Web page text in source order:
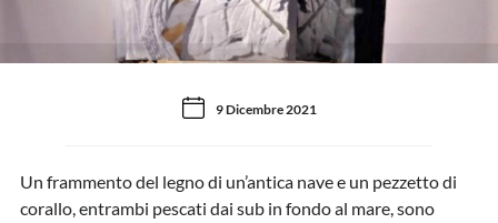
9 Dicembre 2021
Un frammento del legno di un’antica nave e un pezzetto di
corallo, entrambi pescati dai sub in fondo al mare, sono